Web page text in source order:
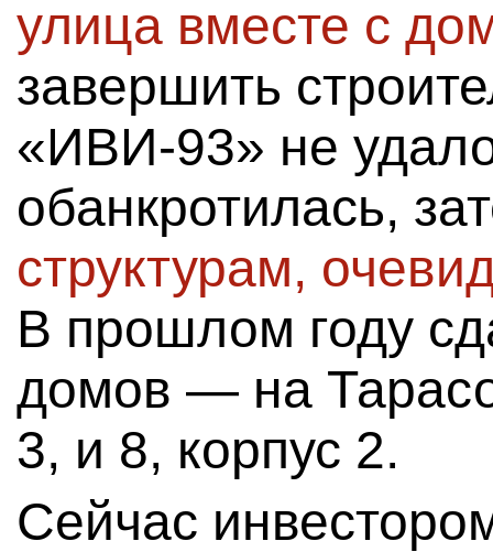
улица вместе с
завершить
«ИВИ-93» не
обанкротилась,
структурам,
В прошлом году
домов — на
3, и 8, корпус 2.
Сейчас